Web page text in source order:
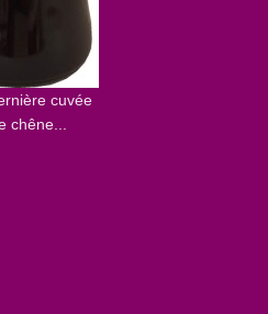
cuvée
chêne...